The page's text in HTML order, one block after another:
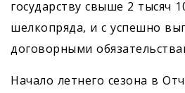
государству свыше 2 тысяч
шелкопряда, и с успешно
договорными
Начало летнего сезона в